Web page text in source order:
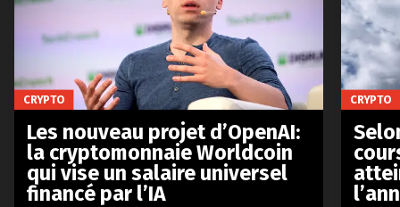
CRYPTO
Les nouveau projet d’OpenAI:
la cryptomonnaie Worldcoin
qui vise un salaire universel
financé par l’IA
CRYPTO